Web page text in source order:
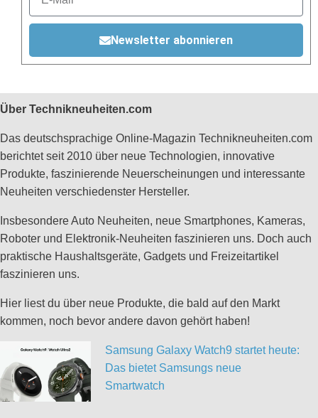
Newsletter abonnieren
Über Technikneuheiten.com
Das deutschsprachige Online-Magazin Technikneuheiten.com
berichtet seit 2010 über neue Technologien, innovative
Produkte, faszinierende Neuerscheinungen und interessante
Neuheiten verschiedenster Hersteller.
Insbesondere Auto Neuheiten, neue Smartphones, Kameras,
Roboter und Elektronik-Neuheiten faszinieren uns. Doch auch
praktische Haushaltsgeräte, Gadgets und Freizeitartikel
faszinieren uns.
Hier liest du über neue Produkte, die bald auf den Markt
kommen, noch bevor andere davon gehört haben!
Samsung Galaxy Watch9 startet heute:
Das bietet Samsungs neue
Smartwatch